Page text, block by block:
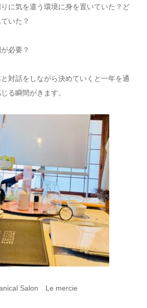
に気を遣う環境に身を置いていた？ど
いた？
必要？
対話をしながら決めていくと一年を通
る瞬間がきます。
Salon Le mercie